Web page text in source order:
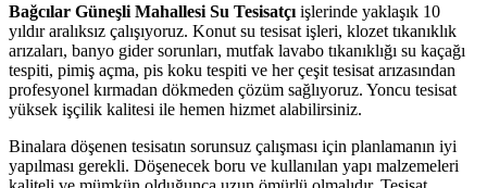
Bağcılar Güneşli Mahallesi Su Tesisatçı işlerinde yaklaşık 10
yıldır aralıksız çalışıyoruz. Konut su tesisat işleri, klozet tıkanıklık
arızaları, banyo gider sorunları, mutfak lavabo tıkanıklığı su kaçağı
tespiti, pimiş açma, pis koku tespiti ve her çeşit tesisat arızasından
profesyonel kırmadan dökmeden çözüm sağlıyoruz. Yoncu tesisat
yüksek işçilik kalitesi ile hemen hizmet alabilirsiniz.
Binalara döşenen tesisatın sorunsuz çalışması için planlamanın iyi
yapılması gerekli. Döşenecek boru ve kullanılan yapı malzemeleri